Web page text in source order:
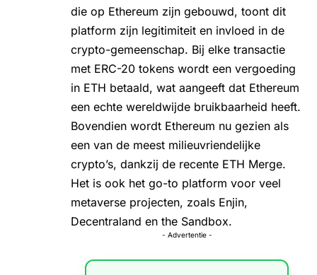
die op Ethereum zijn gebouwd, toont dit
platform zijn legitimiteit en invloed in de
crypto-gemeenschap. Bij elke transactie
met ERC-20 tokens wordt een vergoeding
in ETH betaald, wat aangeeft dat Ethereum
een echte wereldwijde bruikbaarheid heeft.
Bovendien wordt Ethereum nu gezien als
een van de meest milieuvriendelijke
crypto’s, dankzij de recente ETH Merge.
Het is ook het go-to platform voor veel
metaverse projecten, zoals Enjin,
Decentraland en the Sandbox.
- Advertentie -